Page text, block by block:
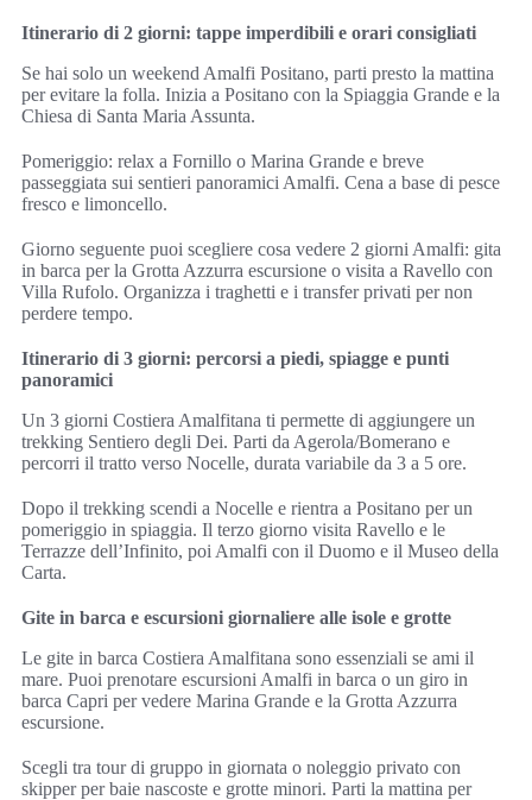
Itinerario di 2 giorni: tappe imperdibili e orari consigliati
Se hai solo un weekend Amalfi Positano, parti presto la mattina
per evitare la folla. Inizia a Positano con la Spiaggia Grande e la
Chiesa di Santa Maria Assunta.
Pomeriggio: relax a Fornillo o Marina Grande e breve
passeggiata sui sentieri panoramici Amalfi. Cena a base di pesce
fresco e limoncello.
Giorno seguente puoi scegliere cosa vedere 2 giorni Amalfi: gita
in barca per la Grotta Azzurra escursione o visita a Ravello con
Villa Rufolo. Organizza i traghetti e i transfer privati per non
perdere tempo.
Itinerario di 3 giorni: percorsi a piedi, spiagge e punti
panoramici
Un 3 giorni Costiera Amalfitana ti permette di aggiungere un
trekking Sentiero degli Dei. Parti da Agerola/Bomerano e
percorri il tratto verso Nocelle, durata variabile da 3 a 5 ore.
Dopo il trekking scendi a Nocelle e rientra a Positano per un
pomeriggio in spiaggia. Il terzo giorno visita Ravello e le
Terrazze dell’Infinito, poi Amalfi con il Duomo e il Museo della
Carta.
Gite in barca e escursioni giornaliere alle isole e grotte
Le gite in barca Costiera Amalfitana sono essenziali se ami il
mare. Puoi prenotare escursioni Amalfi in barca o un giro in
barca Capri per vedere Marina Grande e la Grotta Azzurra
escursione.
Scegli tra tour di gruppo in giornata o noleggio privato con
skipper per baie nascoste e grotte minori. Parti la mattina per